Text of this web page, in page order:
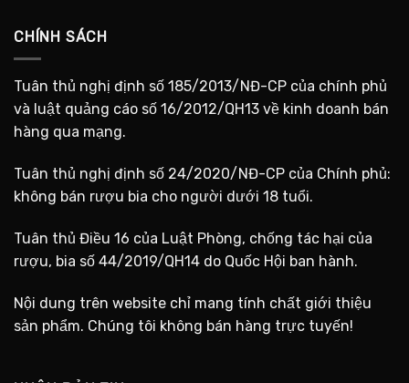
CHÍNH SÁCH
Tuân thủ nghị định số 185/2013/NĐ-CP của chính phủ
và luật quảng cáo số 16/2012/QH13 về kinh doanh bán
hàng qua mạng.
Tuân thủ nghị định số 24/2020/NĐ-CP của Chính phủ:
không bán rượu bia cho người dưới 18 tuổi.
Tuân thủ Điều 16 của Luật Phòng, chống tác hại của
rượu, bia số 44/2019/QH14 do Quốc Hội ban hành.
Nội dung trên website chỉ mang tính chất giới thiệu
sản phẩm. Chúng tôi không bán hàng trực tuyến!